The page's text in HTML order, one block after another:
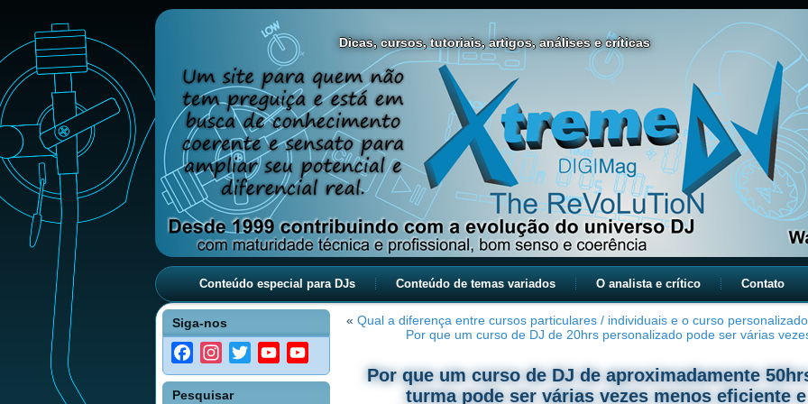
Dicas, cursos, tutoriais, artigos, análises e críticas
Conteúdo especial para DJs Conteúdo de temas variados O analista e crítico Contato
Siga-nos
FacebookInstagramTwitterYouTube
Channel
Pesquisar
« Qual a diferença entre cursos particulares / individuais e o curso
Por que um curso de DJ de 20hrs personalizado pode ser várias
Por que um curso de DJ de aproximadamente
turma pode ser várias vezes menos eficiente e